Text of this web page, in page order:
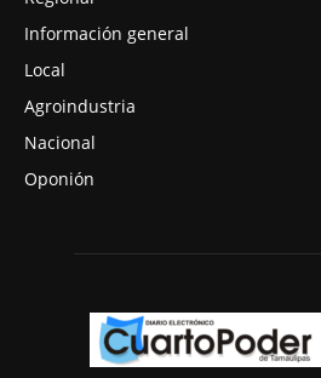
Información general
Local
Agroindustria
Nacional
Oponión